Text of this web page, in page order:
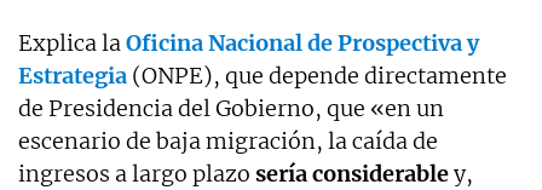
Explica laOficina Nacional de Prospectiva y
Estrategia (ONPE), que depende directamente
de Presidencia del Gobierno, que «en un
escenario de baja migración, la caída de
ingresos a largo plazo sería considerabley,